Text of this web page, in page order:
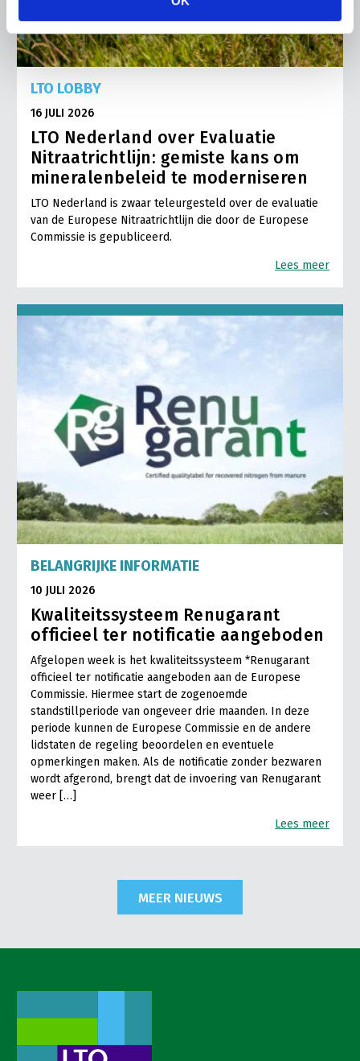
LTO LOBBY
16 JULI 2026
LTO Nederland over Evaluatie
Nitraatrichtlijn: gemiste kans om
mineralenbeleid te moderniseren
LTO Nederland is zwaar teleurgesteld over de evaluatie
van de Europese Nitraatrichtlijn die door de Europese
Commissie is gepubliceerd.
Lees meer
BELANGRIJKE INFORMATIE
10 JULI 2026
Kwaliteitssysteem Renugarant
officieel ter notificatie aangeboden
Afgelopen week is het kwaliteitssysteem *Renugarant
officieel ter notificatie aangeboden aan de Europese
Commissie. Hiermee start de zogenoemde
standstillperiode van ongeveer drie maanden. In deze
periode kunnen de Europese Commissie en de andere
lidstaten de regeling beoordelen en eventuele
opmerkingen maken. Als de notificatie zonder bezwaren
wordt afgerond, brengt dat de invoering van Renugarant
weer […]
Lees meer
MEER NIEUWS